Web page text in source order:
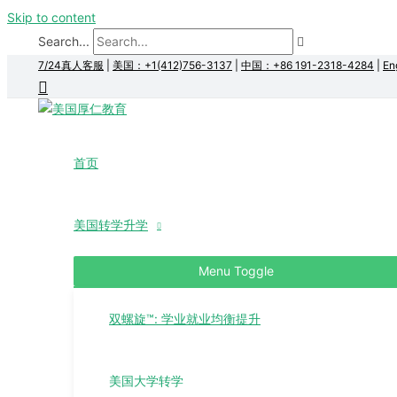
Skip to content
Search...
7/24真人客服 美国：+1(412)756-3137 中国：+86 191-2318-4284
首页
美国转学升学
Menu Toggle
双螺旋™: 学业就业均衡提升
美国大学转学